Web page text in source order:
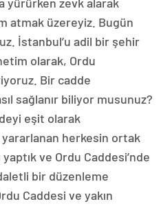
atmak üzereyiz. Bugün
İstanbul’u adil bir şehir
olarak, Ordu
Bir cadde
sağlanır biliyor musunuz?
eşit olarak
herkesin ortak
ve Ordu Caddesi’nde
bir düzenleme
Caddesi ve yakın